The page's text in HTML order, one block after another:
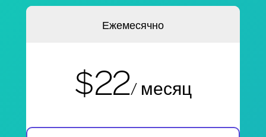
Ежемесячно
$22/ месяц